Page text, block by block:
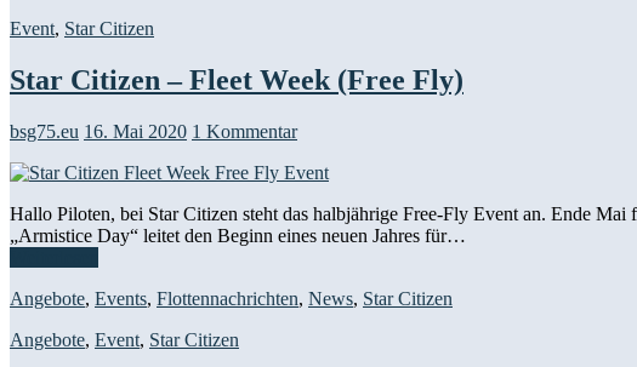
Event, Star Citizen
Star Citizen – Fleet Week (Free Fly)
bsg75.eu 16. Mai 2020 1 Kommentar
Hallo Piloten, bei Star Citizen steht das halbjährige Free-Fly Event an. Ende
„Armistice Day“ leitet den Beginn eines neuen Jahres für…
Angebote, Events, Flottennachrichten, News, Star Citizen
Angebote, Event, Star Citizen